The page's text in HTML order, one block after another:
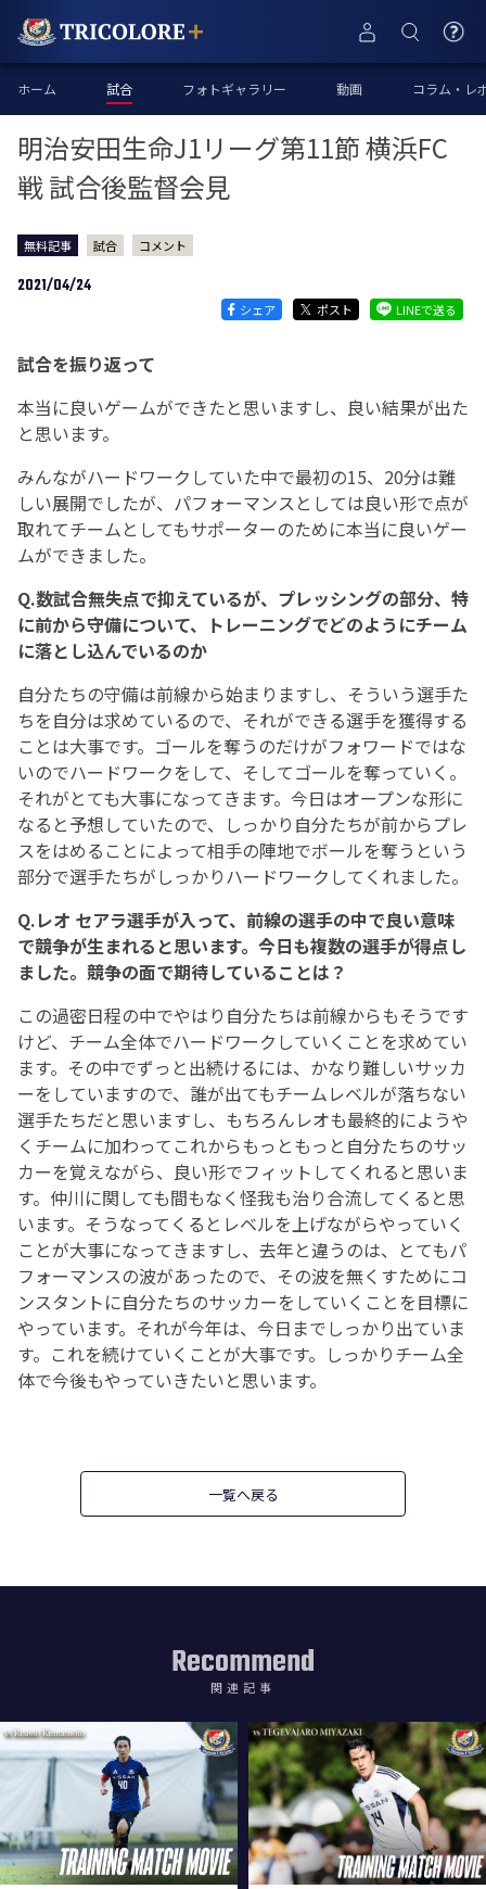
ホーム 試合 フォトギャラリー 動画 コラム・レ
明治安田生命J1リーグ第11節 横浜FC
戦 試合後監督会見
無料記事 試合 コメント
2021/04/24
シェア ポスト LINEで送る
試合を振り返って
本当に良いゲームができたと思いますし、良い結果が出た
と思います。
みんながハードワークしていた中で最初の15、20分は難
しい展開でしたが、パフォーマンスとしては良い形で点が
取れてチームとしてもサポーターのために本当に良いゲー
ムができました。
Q.数試合無失点で抑えているが、プレッシングの部分、特
に前から守備について、トレーニングでどのようにチーム
に落とし込んでいるのか
自分たちの守備は前線から始まりますし、そういう選手た
ちを自分は求めているので、それができる選手を獲得する
ことは大事です。ゴールを奪うのだけがフォワードではな
いのでハードワークをして、そしてゴールを奪っていく。
それがとても大事になってきます。今日はオープンな形に
なると予想していたので、しっかり自分たちが前からプレ
スをはめることによって相手の陣地でボールを奪うという
部分で選手たちがしっかりハードワークしてくれました。
Q.レオ セアラ選手が入って、前線の選手の中で良い意味
で競争が生まれると思います。今日も複数の選手が得点し
ました。競争の面で期待していることは？
この過密日程の中でやはり自分たちは前線からもそうです
けど、チーム全体でハードワークしていくことを求めてい
ます。その中でずっと出続けるには、かなり難しいサッカ
ーをしていますので、誰が出てもチームレベルが落ちない
選手たちだと思いますし、もちろんレオも最終的にようや
くチームに加わってこれからもっともっと自分たちのサッ
カーを覚えながら、良い形でフィットしてくれると思いま
す。仲川に関しても間もなく怪我も治り合流してくると思
います。そうなってくるとレベルを上げながらやっていく
ことが大事になってきますし、去年と違うのは、とてもパ
フォーマンスの波があったので、その波を無くすためにコ
ンスタントに自分たちのサッカーをしていくことを目標に
やっています。それが今年は、今日までしっかり出ていま
す。これを続けていくことが大事です。しっかりチーム全
体で今後もやっていきたいと思います。
一覧へ戻る
Recommend
関連記事